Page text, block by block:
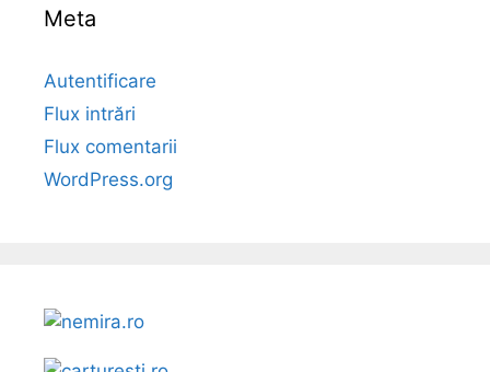
Meta
Autentificare
Flux intrări
Flux comentarii
WordPress.org